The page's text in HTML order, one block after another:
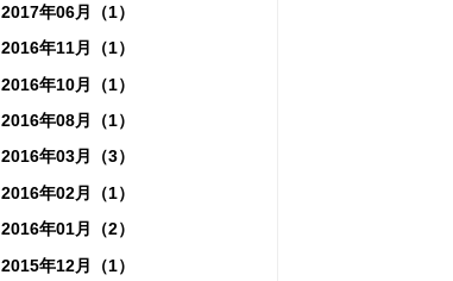
2017年06月（1）
2016年11月（1）
2016年10月（1）
2016年08月（1）
2016年03月（3）
2016年02月（1）
2016年01月（2）
2015年12月（1）